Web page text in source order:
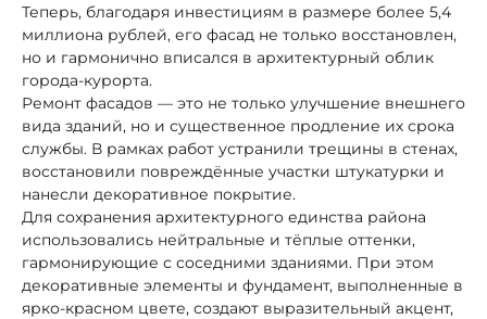
Теперь, благодаря инвестициям в размере более 5,4
миллиона рублей, его фасад не только восстановлен,
но и гармонично вписался в архитектурный облик
города-курорта.
Ремонт фасадов — это не только улучшение внешнего
вида зданий, но и существенное продление их срока
службы. В рамках работ устранили трещины в стенах,
восстановили повреждённые участки штукатурки и
нанесли декоративное покрытие.
Для сохранения архитектурного единства района
использовались нейтральные и тёплые оттенки,
гармонирующие с соседними зданиями. При этом
декоративные элементы и фундамент, выполненные в
ярко-красном цвете, создают выразительный акцент,